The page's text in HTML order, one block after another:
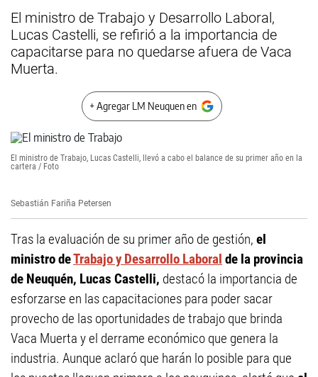
El ministro de Trabajo y Desarrollo Laboral,
Lucas Castelli, se refirió a la importancia de
capacitarse para no quedarse afuera de Vaca
Muerta.
+ Agregar LM Neuquen en
El ministro de Trabajo, Lucas Castelli, llevó a cabo el balance de su primer año en la
cartera / Foto
Sebastián Fariña Petersen
Tras la evaluación de su primer año de gestión, el
ministro deTrabajo y Desarrollo Laboral de la provincia
de Neuquén, Lucas Castelli, destacó la importancia de
esforzarse en las capacitaciones para poder sacar
provecho de las oportunidades de trabajo que brinda
Vaca Muerta y el derrame económico que genera la
industria. Aunque aclaró que harán lo posible para que